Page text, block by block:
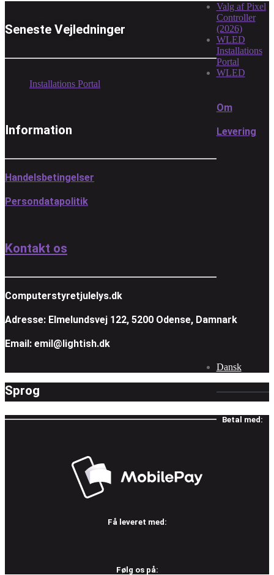
Seneste Vejledninger
Valg af Pixel
Controller
(2026)
WLED
Installations
Portal
WLED
Installations Portal
Information
Om
Levering
Handelsbetingelser
Persondatapolitik
Kontakt os
Computerstyretjulelys.dk
Adresse: Elmelundsvej 122, 5200 Odense, Damnark
Email: emil@lightish.dk
Sprog
Dansk
Betal med:
Få leveret med:
Følg os på: